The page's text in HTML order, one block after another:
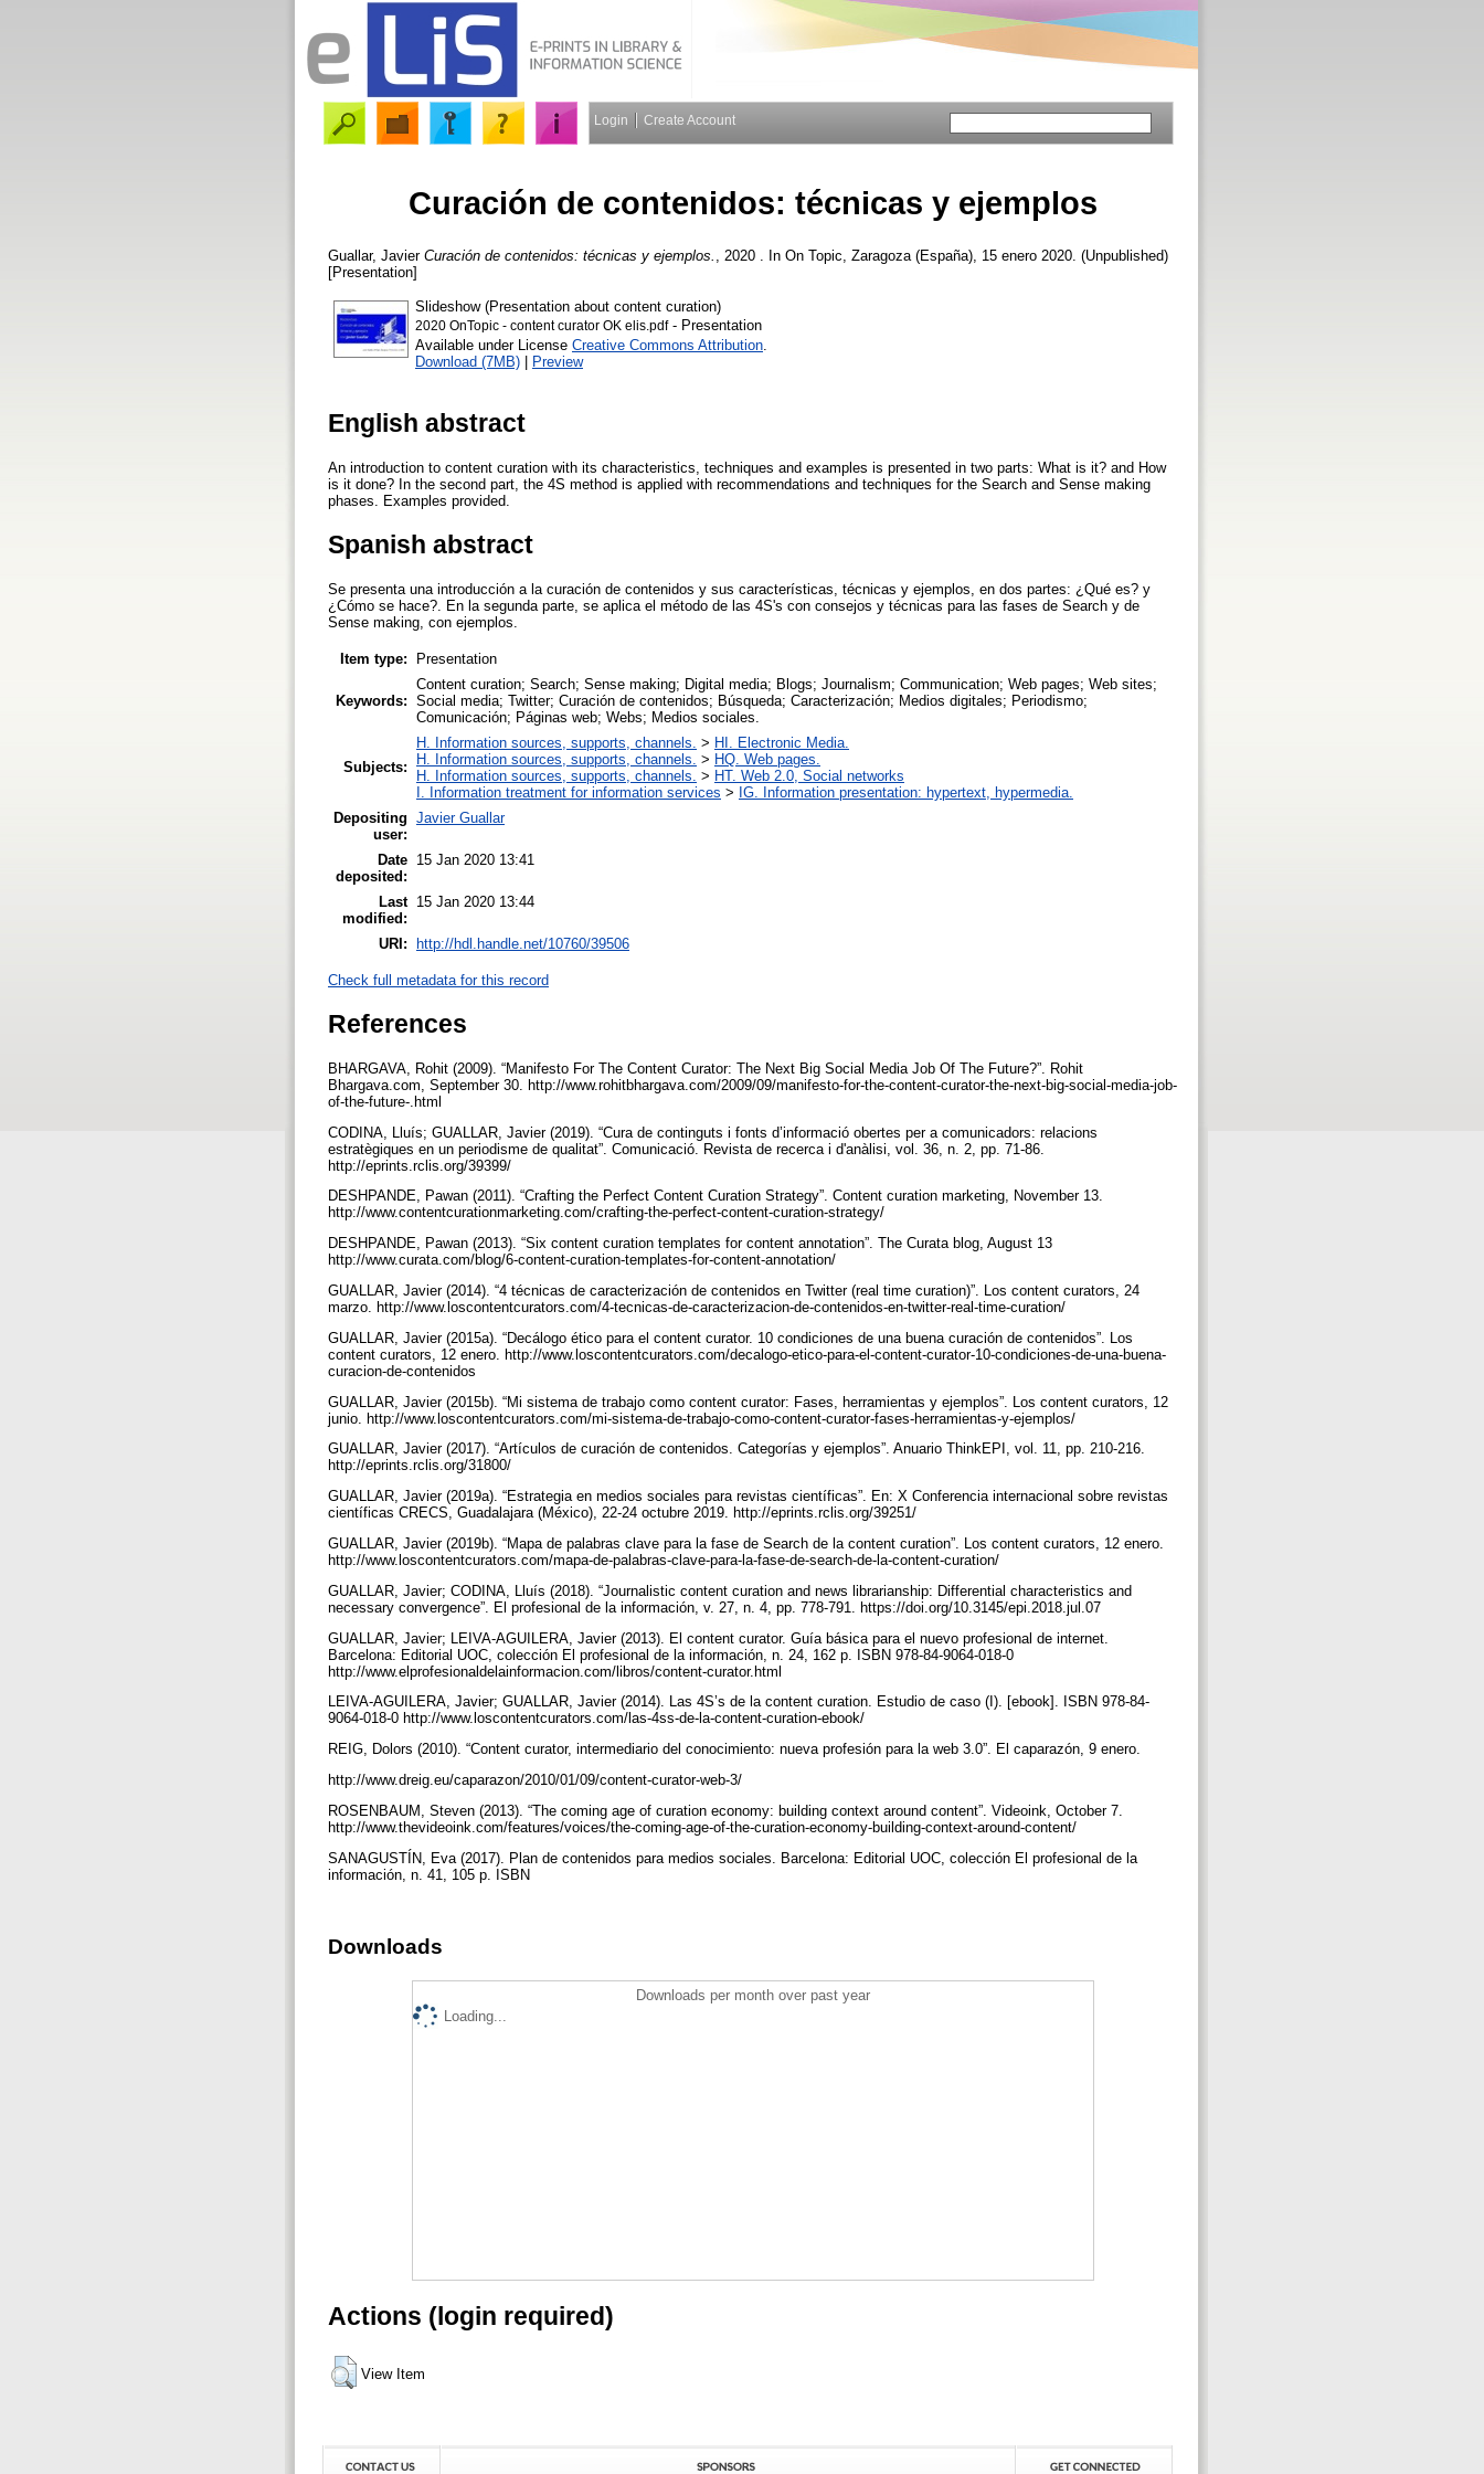
Login Create Account
Curación de contenidos: técnicas y ejemplos
Guallar, Javier Curación de contenidos: técnicas y ejemplos.
, 2020 . In On Topic, Zaragoza (España), 15 enero 2020. (Unpublished)
[Presentation]
Slideshow (Presentation about content curation)
2020 OnTopic - content curator OK elis.pdf- Presentation
Available under License Creative Commons Attribution
Download (7MB) | Preview
English abstract
An introduction to content curation with its characteristics, techniques and examples is presented in two parts: What is it? and How
is it done? In the second part, the 4S method is applied with recommendations and techniques for the Search and Sense making
phases. Examples provided.
Spanish abstract
Se presenta una introducción a la curación de contenidos y sus características, técnicas y ejemplos, en dos partes: ¿Qué es? y
¿Cómo se hace?. En la segunda parte, se aplica el método de las 4S's con consejos y técnicas para las fases de Search y de
Sense making, con ejemplos.
Item type: Presentation
Keywords:
Content curation; Search; Sense making; Digital media; Blogs; Journalism; Communication; Web pages; Web sites;
Social media; Twitter; Curación de contenidos; Búsqueda; Caracterización; Medios digitales; Periodismo;
Comunicación; Páginas web; Webs; Medios sociales.
Subjects:
H. Information sources, supports, channels. > HI. Electronic Media.
H. Information sources, supports, channels. > HQ. Web pages.
H. Information sources, supports, channels. > HT. Web 2.0, Social networks
I. Information treatment for information services > IG. Information presentation: hypertext, hypermedia.
Depositing
user:
Javier Guallar
Date
deposited:
15 Jan 2020 13:41
Last
modified:
15 Jan 2020 13:44
URI: http://hdl.handle.net/10760/39506
Check full metadata for this record
References
BHARGAVA, Rohit (2009). “Manifesto For The Content Curator: The Next Big Social Media Job Of The Future?”. Rohit
Bhargava.com, September 30. http://www.rohitbhargava.com/2009/09/manifesto-for-the-content-curator-the-next-big-social-media-job-
of-the-future-.html
CODINA, Lluís; GUALLAR, Javier (2019). “Cura de continguts i fonts d’informació obertes per a comunicadors: relacions
estratègiques en un periodisme de qualitat”. Comunicació. Revista de recerca i d'anàlisi, vol. 36, n. 2, pp. 71-86.
http://eprints.rclis.org/39399/
DESHPANDE, Pawan (2011). “Crafting the Perfect Content Curation Strategy”. Content curation marketing, November 13.
http://www.contentcurationmarketing.com/crafting-the-perfect-content-curation-strategy/
DESHPANDE, Pawan (2013). “Six content curation templates for content annotation”. The Curata blog, August 13
http://www.curata.com/blog/6-content-curation-templates-for-content-annotation/
GUALLAR, Javier (2014). “4 técnicas de caracterización de contenidos en Twitter (real time curation)”. Los content curators, 24
marzo. http://www.loscontentcurators.com/4-tecnicas-de-caracterizacion-de-contenidos-en-twitter-real-time-curation/
GUALLAR, Javier (2015a). “Decálogo ético para el content curator. 10 condiciones de una buena curación de contenidos”. Los
content curators, 12 enero. http://www.loscontentcurators.com/decalogo-etico-para-el-content-curator-10-condiciones-de-una-buena-
curacion-de-contenidos
GUALLAR, Javier (2015b). “Mi sistema de trabajo como content curator: Fases, herramientas y ejemplos”. Los content curators, 12
junio. http://www.loscontentcurators.com/mi-sistema-de-trabajo-como-content-curator-fases-herramientas-y-ejemplos/
GUALLAR, Javier (2017). “Artículos de curación de contenidos. Categorías y ejemplos”. Anuario ThinkEPI, vol. 11, pp. 210-216.
http://eprints.rclis.org/31800/
GUALLAR, Javier (2019a). “Estrategia en medios sociales para revistas científicas”. En: X Conferencia internacional sobre revistas
científicas CRECS, Guadalajara (México), 22-24 octubre 2019. http://eprints.rclis.org/39251/
GUALLAR, Javier (2019b). “Mapa de palabras clave para la fase de Search de la content curation”. Los content curators, 12 enero.
http://www.loscontentcurators.com/mapa-de-palabras-clave-para-la-fase-de-search-de-la-content-curation/
GUALLAR, Javier; CODINA, Lluís (2018). “Journalistic content curation and news librarianship: Differential characteristics and
necessary convergence”. El profesional de la información, v. 27, n. 4, pp. 778-791. https://doi.org/10.3145/epi.2018.jul.07
GUALLAR, Javier; LEIVA-AGUILERA, Javier (2013). El content curator. Guía básica para el nuevo profesional de internet.
Barcelona: Editorial UOC, colección El profesional de la información, n. 24, 162 p. ISBN 978-84-9064-018-0
http://www.elprofesionaldelainformacion.com/libros/content-curator.html
LEIVA-AGUILERA, Javier; GUALLAR, Javier (2014). Las 4S’s de la content curation. Estudio de caso (I). [ebook]. ISBN 978-84-
9064-018-0 http://www.loscontentcurators.com/las-4ss-de-la-content-curation-ebook/
REIG, Dolors (2010). “Content curator, intermediario del conocimiento: nueva profesión para la web 3.0”. El caparazón, 9 enero.
http://www.dreig.eu/caparazon/2010/01/09/content-curator-web-3/
ROSENBAUM, Steven (2013). “The coming age of curation economy: building context around content”. Videoink, October 7.
http://www.thevideoink.com/features/voices/the-coming-age-of-the-curation-economy-building-context-around-content/
SANAGUSTÍN, Eva (2017). Plan de contenidos para medios sociales. Barcelona: Editorial UOC, colección El profesional de la
información, n. 41, 105 p. ISBN
Downloads
Downloads per month over past year
Loading...
Actions (login required)
View Item